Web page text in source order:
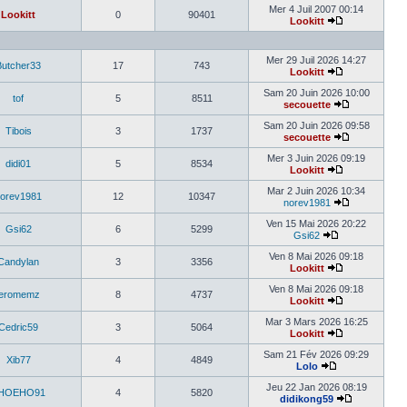
Lookitt 0 90401
Mer 4 Juil 2007 00:14
Lookitt
17 743
Mer 29 Juil 2026 14:27
Lookitt
tof 5 8511
Sam 20 Juin 2026 10:00
secouette
Tibois 3 1737
Sam 20 Juin 2026 09:58
secouette
didi01 5 8534
Mer 3 Juin 2026 09:19
Lookitt
12 10347
Mar 2 Juin 2026 10:34
norev1981
Gsi62 6 5299
Ven 15 Mai 2026 20:22
Gsi62
3 3356
Ven 8 Mai 2026 09:18
Lookitt
8 4737
Ven 8 Mai 2026 09:18
Lookitt
3 5064
Mar 3 Mars 2026 16:25
Lookitt
Xib77 4 4849
Sam 21 Fév 2026 09:29
Lolo
4 5820
Jeu 22 Jan 2026 08:19
didikong59